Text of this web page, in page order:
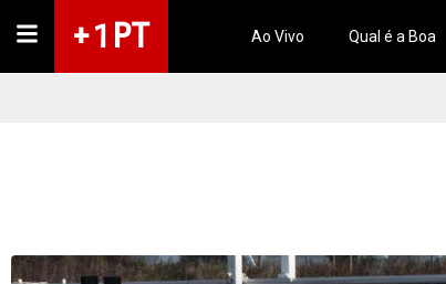
+ 1 PT Ao Vivo Qual é a Boa